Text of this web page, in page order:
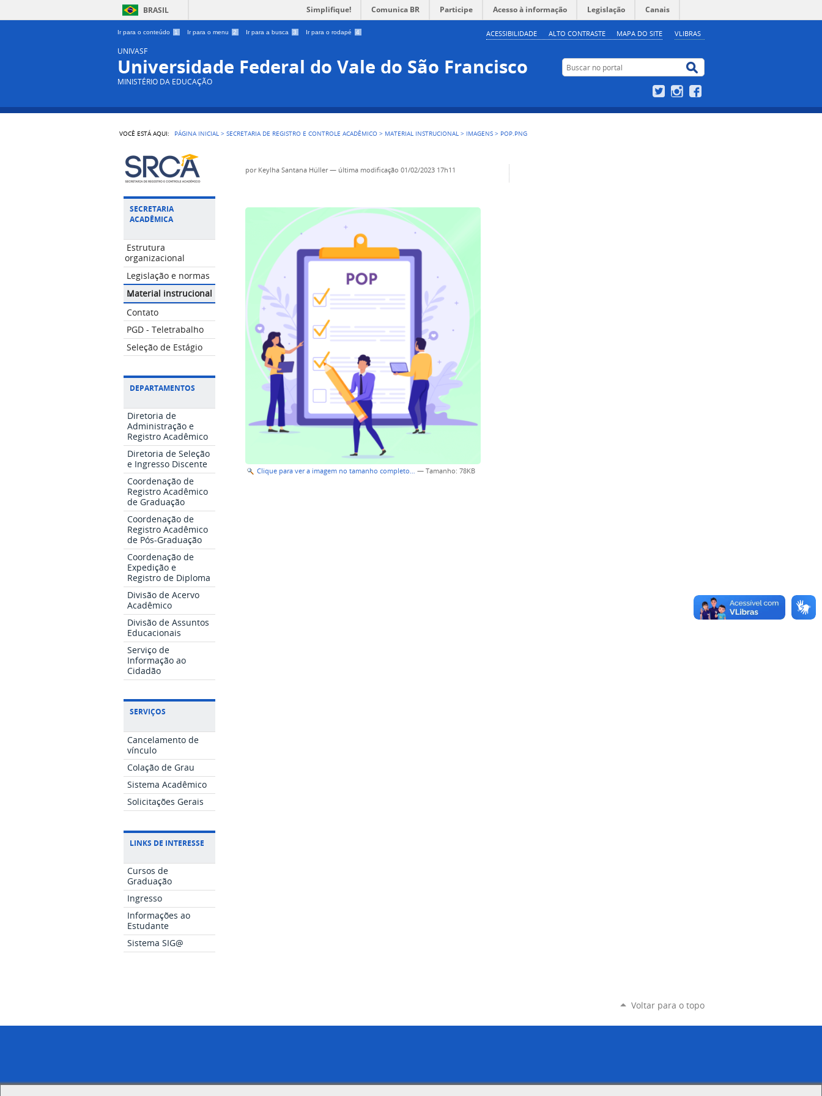
BRASIL Simplifique! Comunica BR Participe Acesso à informação Legislação Canais
Ir para o conteúdo 1 Ir para o menu 2 Ir para a busca 3 Ir para o rodapé 4 VLIBRAS
ACESSIBILIDADE ALTO CONTRASTE MAPA DO SITE
UNIVASF
Universidade Federal do Vale do São Francisco
MINISTÉRIO DA EDUCAÇÃO
Buscar no portal
TwitterInstagram
VOCÊ ESTÁ AQUI: PÁGINA INICIAL >SECRETARIA DE REGISTRO E CONTROLE ACADÊMICO > MATERIAL INSTRUCIONAL > IMAGENS > POP.PNG
SECRETARIA
ACADÊMICA
Estrutura
organizacional
Legislação e normas
Material instrucional
Contato
PGD - Teletrabalho
Seleção de Estágio
DEPARTAMENTOS
Diretoria de
Administração e
Registro Acadêmico
Diretoria de Seleção
e Ingresso Discente
Coordenação de
Registro Acadêmico
de Graduação
Coordenação de
Registro Acadêmico
de Pós-Graduação
Coordenação de
Expedição e
Registro de Diploma
Divisão de Acervo
Acadêmico
Divisão de Assuntos
Educacionais
Serviço de
Informação ao
Cidadão
SERVIÇOS
Cancelamento de
vínculo
Colação de Grau
Sistema Acadêmico
Solicitações Gerais
LINKS DE INTERESSE
Cursos de
Graduação
Ingresso
Informações ao
Estudante
Sistema SIG@
por Keylha Santana Hüller— última modificação 01/02/2023 17h11
Clique para ver a imagem no tamanho completo… —Tamanho: 78KB
Voltar para o topo